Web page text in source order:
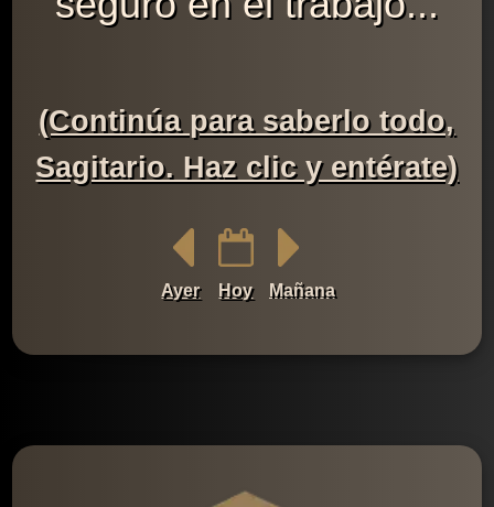
(Continúa para saberlo todo,
Sagitario. Haz clic y entérate)
Ayer Hoy Mañana